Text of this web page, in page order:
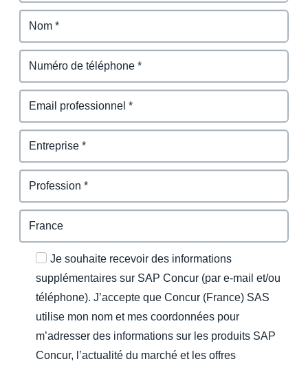
Je souhaite recevoir des informations
supplémentaires sur SAP Concur (par e-mail et/ou
téléphone). J’accepte que Concur (France) SAS
utilise mon nom et mes coordonnées pour
m’adresser des informations sur les produits SAP
Concur, l’actualité du marché et les offres